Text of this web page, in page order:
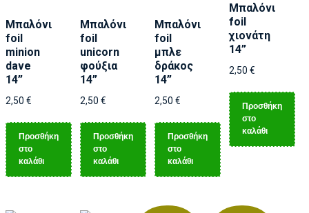
Μπαλόνι
foil
minion
dave
14”
2,50 €
Προσθήκη
στο
καλάθι
Μπαλόνι
foil
unicorn
φούξια
14”
2,50 €
Προσθήκη
στο
καλάθι
Μπαλόνι
foil
μπλε
δράκος
14”
2,50 €
Προσθήκη
στο
καλάθι
Μπαλόνι
foil
χιονάτη
14”
2,50 €
Προσθήκη
στο
καλάθι